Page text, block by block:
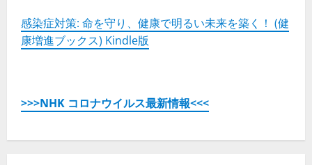
資
料
の
自
能
【ム
ー
感染症対策: 命を守り、健康で明るい未来を築く！ (健
康増進ブックス) Kindle版
>>>NHK コロナウイルス最新情報<<<